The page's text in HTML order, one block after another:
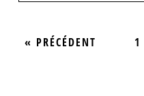
« PRÉCÉDENT 1